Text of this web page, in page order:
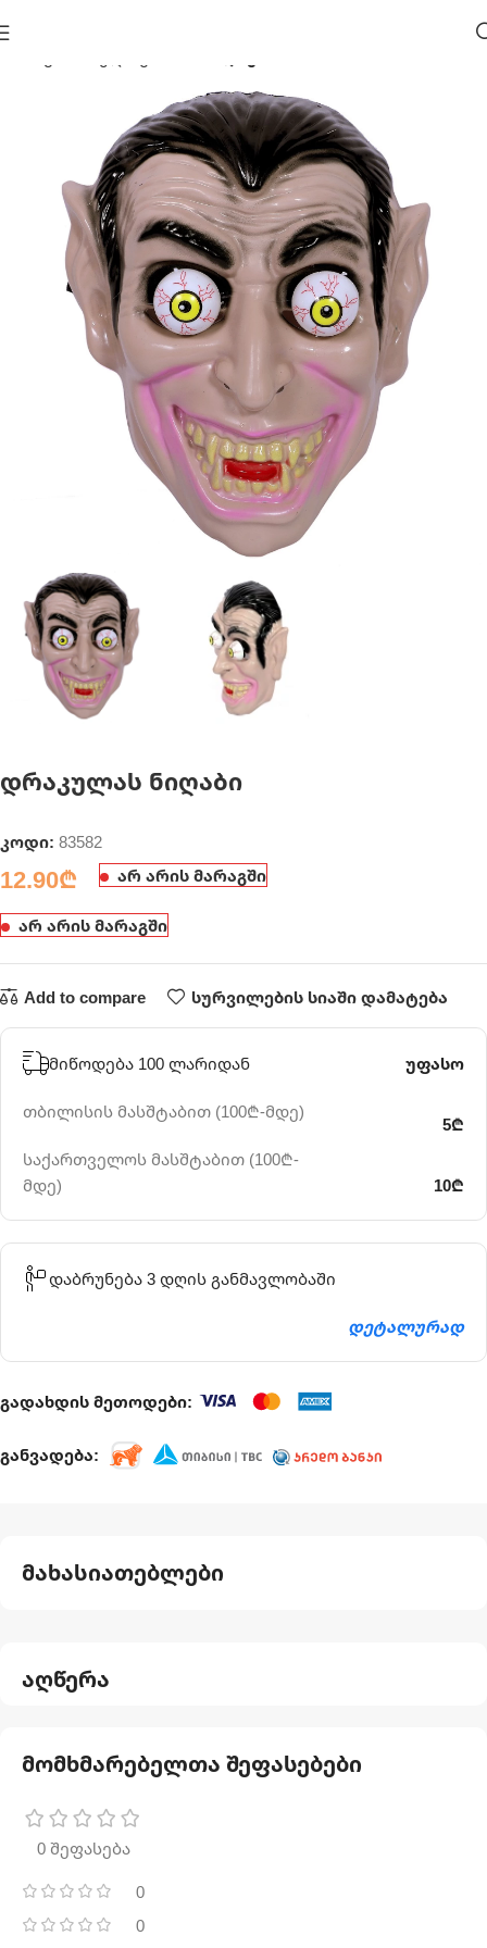
დრაკულას ნიღაბი
კოდი: 83582
12.90₾ არ არის მარაგში
არ არის მარაგში
Add to compare სურვილების სიაში დამატება
მიწოდება 100 ლარიდან
თბილისის მასშტაბით (100₾-მდე)
საქართველოს მასშტაბით (100₾-
მდე)
უფასო
5₾
10₾
დაბრუნება 3 დღის განმავლობაში
დეტალურად
გადახდის მეთოდები:
განვადება:
აღწერა
მახასიათებლები
მომხმარებელთა შეფასებები
0 შეფასება
0
0